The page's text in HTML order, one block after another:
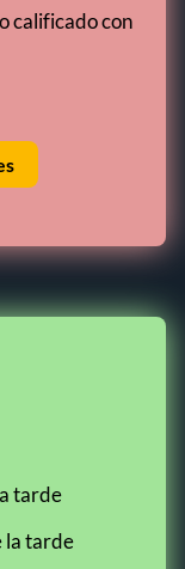
calificado con
tarde
la tarde